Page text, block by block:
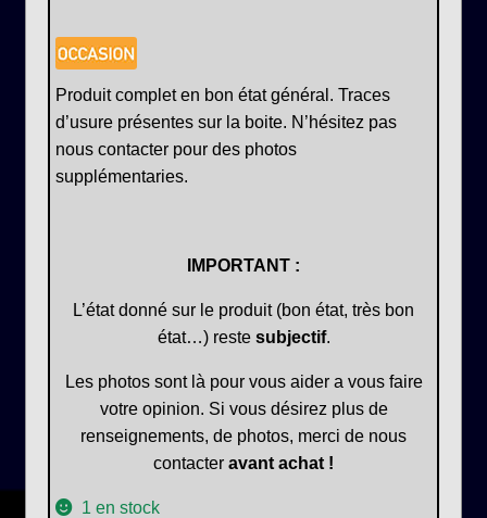
Produit complet en bon état général. Traces
d’usure présentes sur la boite. N’hésitez pas
nous contacter pour des photos
supplémentaries.
IMPORTANT :
L’état donné sur le produit (bon état, très bon
état…) reste subjectif.
Les photos sont là pour vous aider a vous faire
votre opinion. Si vous désirez plus de
renseignements, de photos, merci de nous
contacter avant achat !
1 en stock